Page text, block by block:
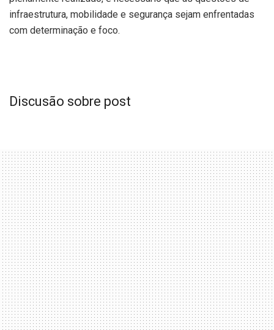
infraestrutura, mobilidade e segurança sejam enfrentadas
com determinação e foco.
Discusão sobre post